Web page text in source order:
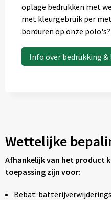
oplage bedrukken met
met kleurgebruik per
borduren op onze
Info over bedrukking
Wettelijke
Afhankelijk van het product
toepassing zijn voor:
Bebat: